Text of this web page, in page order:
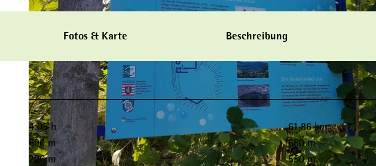
Fotos & Karte Beschreibung
4:05 h
61,86 km
690 m
680 m
206 m
550 m